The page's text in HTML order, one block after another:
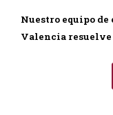
Nuestro equipo
Valencia resuelve